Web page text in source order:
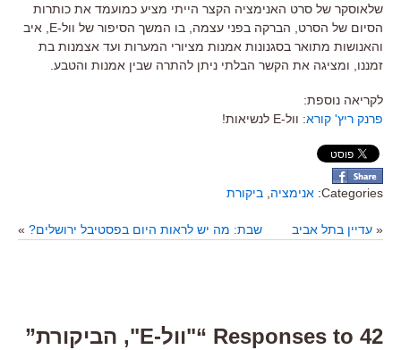
שלאוסקר של סרט האנימציה הקצר הייתי מציע כמועמד את כותרות
הסיום של הסרט, הברקה בפני עצמה, בו המשך הסיפור של וול-E, איב
והאנושות מתואר בסגנונות אמנות מציורי המערות ועד אצמנות בת
זמננו, ומציגה את הקשר הבלתי ניתן להתרה שבין אמנות והטבע.
לקריאה נוספת:
פרנק ריץ' קורא: וול-E לנשיאות!
Categories: אנימציה ביקורת
« עדיין בתל אביב שבת: מה יש לראות היום בפסטיבל ירושלים? »
42 Responses to “"וול-E", הביקורת”